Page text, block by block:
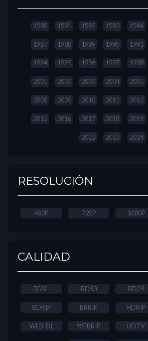
1980 1981 1982 1983 1984
1987 1988 1989 1990 1991
1994 1995 1996 1997 1998
2001 2002 2003 2004 2005
2008 2009 2010 2011 2012
2015 2016 2017 2018 2019
2022 2023 2024
RESOLUCIÓN
480P 720P 1080P
CALIDAD
BDXL BD50 BD25
BDRIP BRRIP HDRIP
WEB-DL WEBRIP HDTV